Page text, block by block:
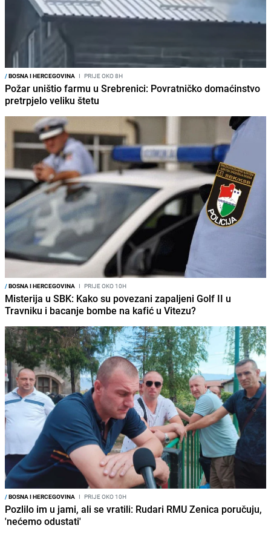
/BOSNA I HERCEGOVINA I PRIJE OKO 8H
Požar uništio farmu u Srebrenici: Povratničko domaćinstvo
pretrpjelo veliku štetu
/BOSNA I HERCEGOVINA I PRIJE OKO 10H
Misterija u SBK: Kako su povezani zapaljeni Golf II u
Travniku i bacanje bombe na kafić u Vitezu?
/BOSNA I HERCEGOVINA I PRIJE OKO 10H
Pozlilo im u jami, ali se vratili: Rudari RMU Zenica poručuju,
'nećemo odustati'